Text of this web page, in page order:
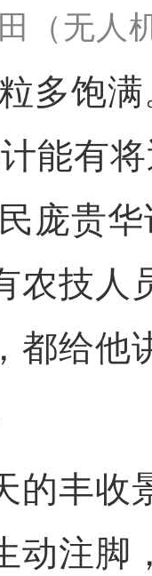
（无人
饱满
能有
庞贵
农技人
都给他
丰收
动注脚